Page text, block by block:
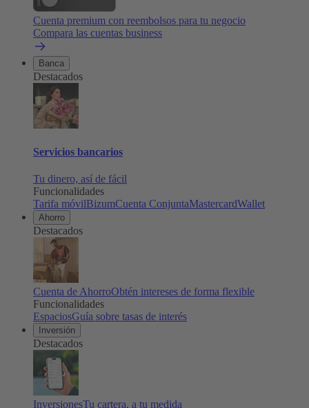
Cuenta premium con reembolsos para tu negocio
Compara las cuentas business
Banca
Destacados
Servicios bancarios
Tu dinero, así de fácil
Funcionalidades
Tarifa móvilBizumCuenta ConjuntaMastercardWallet
Ahorro
Destacados
Cuenta de AhorroObtén intereses de forma flexible
Funcionalidades
EspaciosGuía sobre tasas de interés
Inversión
Destacados
InversionesTu cartera, a tu medida